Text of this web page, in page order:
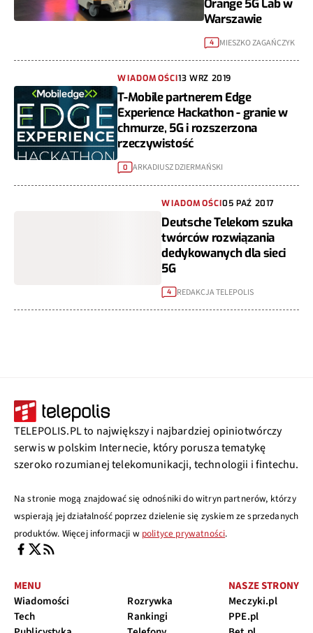
Orange 5G Lab w
Warszawie
4 MIESZKO ZAGAŃCZYK
WIADOMOŚCI13 WRZ 2019
T-Mobile partnerem Edge
Experience Hackathon - granie w
chmurze, 5G i rozszerzona
rzeczywistość
0 ARKADIUSZ DZIERMAŃSKI
WIADOMOŚCI05 PAŹ 2017
Deutsche Telekom szuka
twórców rozwiązania
dedykowanych dla sieci
5G
4 REDAKCJA TELEPOLIS
TELEPOLIS.PL to największy i najbardziej opiniotwórczy
serwis w polskim Internecie, który porusza tematykę
szeroko rozumianej telekomunikacji, technologii i fintechu.
Na stronie mogą znajdować się odnośniki do witryn partnerów, którzy
wspierają jej działalność poprzez dzielenie się zyskiem ze sprzedanych
produktów. Więcej informacji w polityce prywatności.
MENU
Wiadomości
Tech
Rozrywka
Rankingi
NASZE STRONY
Meczyki.pl
PPE.pl